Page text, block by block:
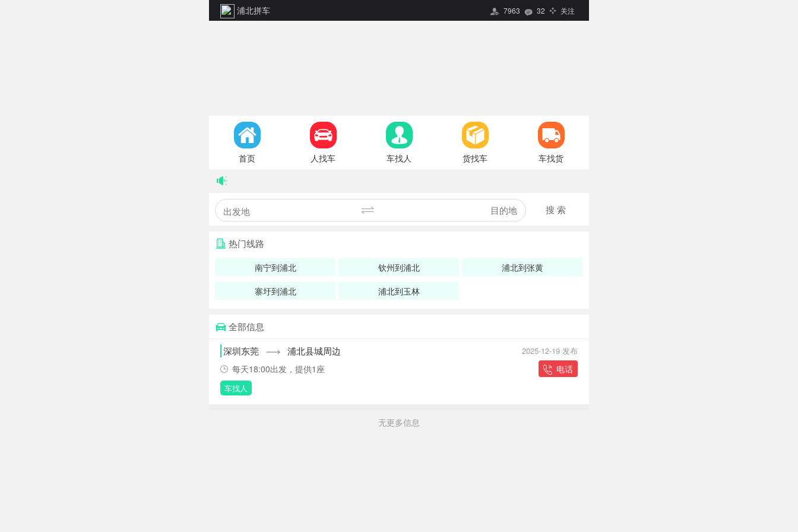
浦北拼车 7963 32 关注
首页 人找车 车找人 货找车 车找货
搜 索
热门线路
南宁到浦北 钦州到浦北
浦北到张黄
寨圩到浦北
浦北到玉林
全部信息
深圳东莞
浦北县城周边 2025-12-19 发布
每天18:00出发，提供1座 电话
车找人
无更多信息